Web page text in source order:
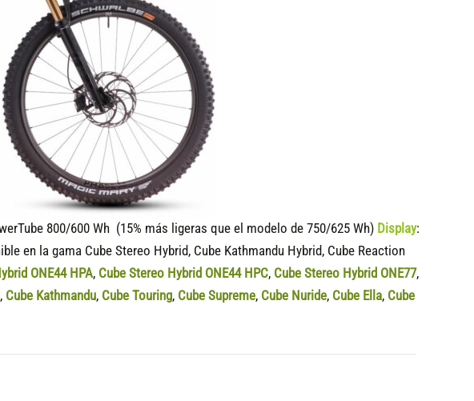
800/600 Wh (15% más ligeras que el modelo de 750/625 Wh) Display:
en la gama Cube Stereo Hybrid, Cube Kathmandu Hybrid, Cube Reaction
ONE44 HPA, Cube Stereo Hybrid ONE44 HPC, Cube Stereo Hybrid ONE77,
, Cube Kathmandu, Cube Touring, Cube Supreme, Cube Nuride, Cube Ella, Cube